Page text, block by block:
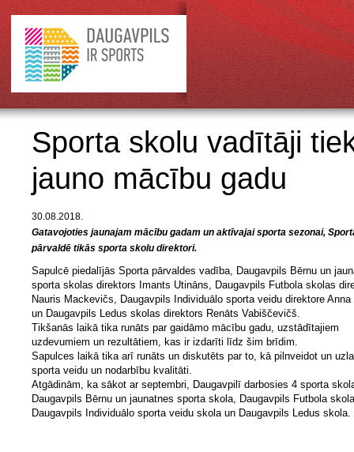
Sporta skolu vadītāji
jauno mācību gadu
30.08.2018.
Gatavojoties jaunajam mācību gadam un aktīvajai sporta sezonai,
pārvaldē tikās sporta skolu direktori.
Sapulcē piedalījās Sporta pārvaldes vadība, Daugavpils Bērnu un
sporta skolas direktors Imants Utināns, Daugavpils Futbola skolas
Nauris Mackevičs, Daugavpils Individuālo sporta veidu direktore Anna
un Daugavpils Ledus skolas direktors Renāts Vabiščevičš.
Tikšanās laikā tika runāts par gaidāmo mācību gadu, uzstādītajiem
uzdevumiem un rezultātiem, kas ir izdarīti līdz šim brīdim.
Sapulces laikā tika arī runāts un diskutēts par to, kā pilnveidot un
sporta veidu un nodarbību kvalitāti.
Atgādinām, ka sākot ar septembri, Daugavpilī darbosies 4 sporta
Daugavpils Bērnu un jaunatnes sporta skola, Daugavpils Futbola
Daugavpils Individuālo sporta veidu skola un Daugavpils Ledus skola.